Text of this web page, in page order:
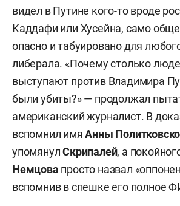
видел в Путине кого-то вроде
Каддафи или Хусейна, само
опасно и табуировано для
либерала. «Почему столько
выступают против Владимира
были убиты?» — продолжал
американский журналист. В
вспомнил имяАнны
упомянулСкрипалей, а
Немцова просто назвал
вспомнив в спешке его полное